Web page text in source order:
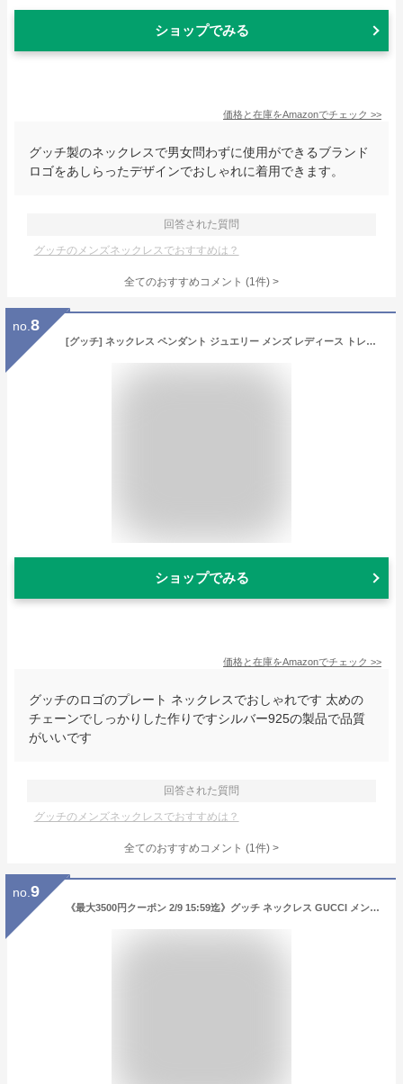
ショップでみる
価格と在庫をAmazonでチェック >>
グッチ製のネックレスで男女問わずに使用ができるブランド
ロゴをあしらったデザインでおしゃれに着用できます。
回答された質問
グッチのメンズネックレスでおすすめは？
全てのおすすめコメント (1件) >
no. 8
[グッチ] ネックレス ペンダント ジュエリー メンズ レディース トレードマーク スクエア シルバー925 ロゴデザイン 223514 J8400 8106 [並行輸入品]
ショップでみる
価格と在庫をAmazonでチェック >>
グッチのロゴのプレート ネックレスでおしゃれです 太めの
チェーンでしっかりした作りですシルバー925の製品で品質
がいいです
回答された質問
グッチのメンズネックレスでおすすめは？
全てのおすすめコメント (1件) >
no. 9
《最大3500円クーポン 2/9 15:59迄》グッチ ネックレス GUCCI メンズ エイジドパラジウム ディアマンテモチーフ スクエアプレート ペンダント クロームシルバー 310481 J89L0 8518 | ブランド